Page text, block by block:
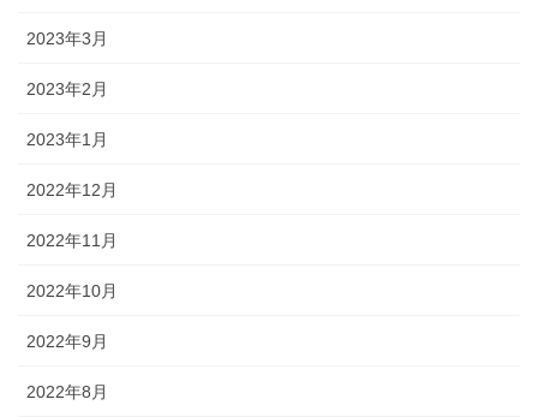
2023年3月
2023年2月
2023年1月
2022年12月
2022年11月
2022年10月
2022年9月
2022年8月